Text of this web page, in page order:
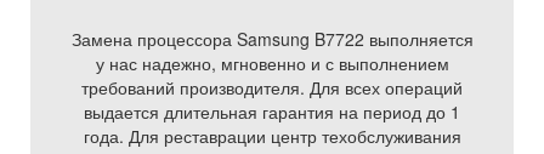
Замена процессора Samsung B7722 выполняется
у нас надежно, мгновенно и с выполнением
требований производителя. Для всех операций
выдается длительная гарантия на период до 1
года. Для реставрации центр техобслуживания